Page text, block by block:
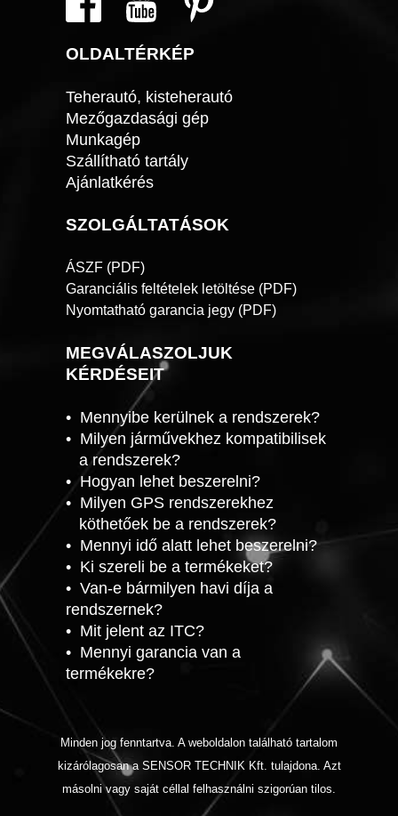
OLDALTÉRKÉP
Teherautó, kisteherautó
Mezőgazdasági gép
Munkagép
Szállítható tartály
Ajánlatkérés
SZOLGÁLTATÁSOK
ÁSZF (PDF)
Garanciális feltételek letöltése (PDF)
Nyomtatható garancia jegy (PDF)
MEGVÁLASZOLJUK
KÉRDÉSEIT
• Mennyibe kerülnek a rendszerek?
• Milyen járművekhez kompatibilisek
a rendszerek?
• Hogyan lehet beszerelni?
• Milyen GPS rendszerekhez
köthetőek be a rendszerek?
• Mennyi idő alatt lehet beszerelni?
• Ki szereli be a termékeket?
• Van-e bármilyen havi díja a
rendszernek?
• Mit jelent az ITC?
• Mennyi garancia van a
termékekre?
Minden jog fenntartva. A weboldalon található tartalom
kizárólagosan a SENSOR TECHNIK Kft. tulajdona. Azt
másolni vagy saját céllal felhasználni szigorúan tilos.